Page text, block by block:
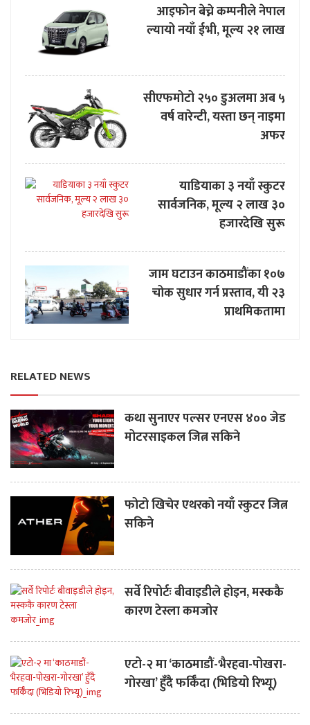
आइफोन बेच्ने कम्पनीले नेपाल
ल्यायो नयाँ ईभी, मूल्य २१ लाख
सीएफमोटो २५० डुअलमा अब ५
वर्ष वारेन्टी, यस्ता छन् नाइमा
अफर
याडियाका ३ नयाँ स्कुटर
सार्वजनिक, मूल्य २ लाख ३०
हजारदेखि सुरू
जाम घटाउन काठमाडौंका १०७
चोक सुधार गर्न प्रस्ताव, यी २३
प्राथमिकतामा
RELATED NEWS
कथा सुनाएर पल्सर एनएस ४०० जेड
मोटरसाइकल जित्न सकिने
फोटो खिचेर एथरको नयाँ स्कुटर जित्न
सकिने
सर्वे रिपोर्टः बीवाइडीले होइन, मस्ककै
कारण टेस्ला कमजोर
एटो-२ मा ‘काठमाडौं-भैरहवा-पोखरा-
गोरखा’ हुँदै फर्किँदा (भिडियो रिभ्यू)